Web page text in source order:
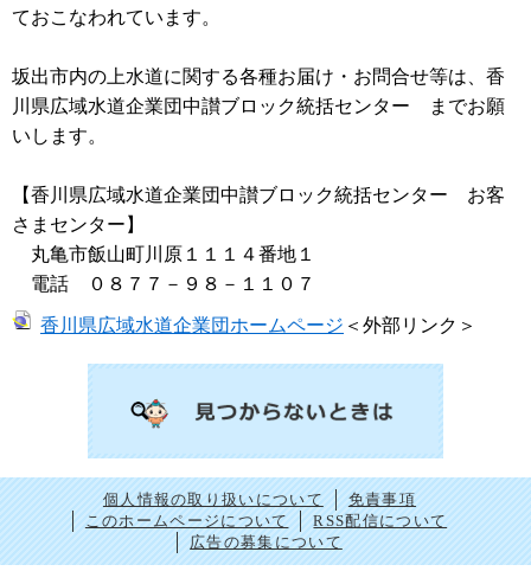
ておこなわれています。
坂出市内の上水道に関する各種お届け・お問合せ等は、香
川県広域水道企業団中讃ブロック統括センター までお願
いします。
【香川県広域水道企業団中讃ブロック統括センター お客
さまセンター】
丸亀市飯山町川原１１１４番地１
電話 ０８７７－９８－１１０７
香川県広域水道企業団ホームページ ＜外部リンク＞
個人情報の取り扱いについて
免責事項
このホームページについて
RSS配信について
広告の募集について